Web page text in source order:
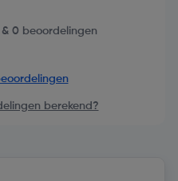
0 beoordelingen
berekend?